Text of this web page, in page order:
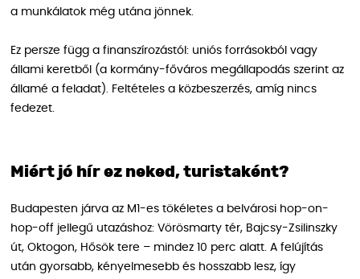
a munkálatok még utána jönnek.
Ez persze függ a finanszírozástól: uniós forrásokból vagy
állami keretből (a kormány-főváros megállapodás szerint az
államé a feladat). Feltételes a közbeszerzés, amíg nincs
fedezet.
Miért jó hír ez neked, turistaként?
Budapesten járva az M1-es tökéletes a belvárosi hop-on-
hop-off jellegű utazáshoz: Vörösmarty tér, Bajcsy-Zsilinszky
út, Oktogon, Hősök tere – mindez 10 perc alatt. A felújítás
után gyorsabb, kényelmesebb és hosszabb lesz, így